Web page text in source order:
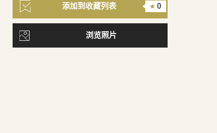
添加到收藏列表 0
浏览照片